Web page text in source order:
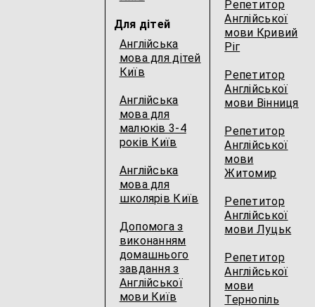
Для дітей
Англійська
мова для дітей
Київ
Англійська
мова для
малюків 3-4
років Київ
Англійська
мова для
школярів Київ
Допомога з
виконанням
домашнього
завдання з
Англійської
мови Київ
Репетитор
Англійської
мови Кривий
Ріг
Репетитор
Англійської
мови Вінниця
Репетитор
Англійської
мови
Житомир
Репетитор
Англійської
мови Луцьк
Репетитор
Англійської
мови
Тернопіль